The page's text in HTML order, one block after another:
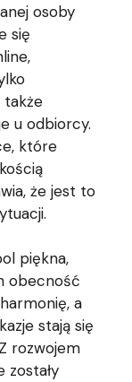
osoby
się
także
u odbiorcy.
które
że jest to
piękna,
obecność
a
stają się
rozwojem
zostały